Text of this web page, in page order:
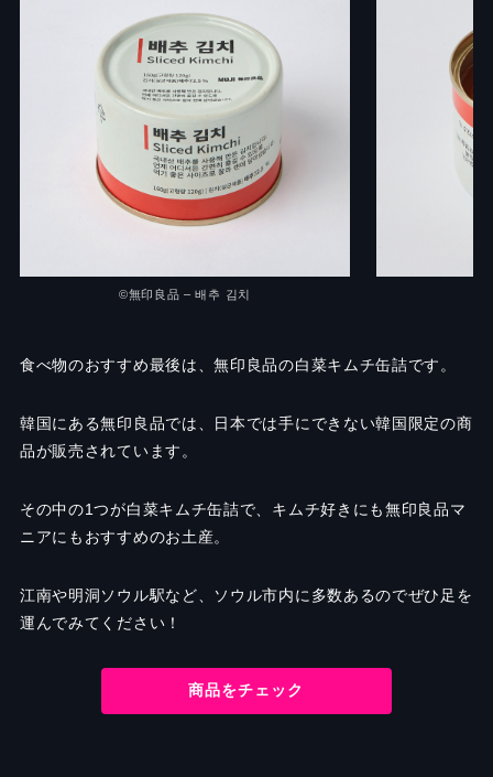
©無印良品 – 배추 김치
食べ物のおすすめ最後は、無印良品の白菜キムチ缶詰です。
韓国にある無印良品では、日本では手にできない韓国限定の商
品が販売されています。
その中の1つが白菜キムチ缶詰で、キムチ好きにも無印良品マ
ニアにもおすすめのお土産。
江南や明洞ソウル駅など、ソウル市内に多数あるのでぜひ足を
運んでみてください！
商品をチェック